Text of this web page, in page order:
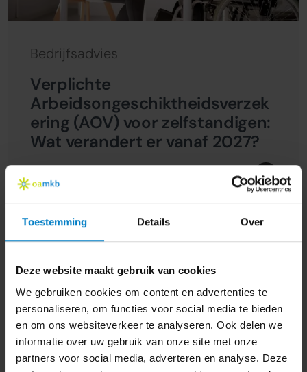
Toestemming Details Over
Deze website maakt gebruik van cookies
We gebruiken cookies om content en advertenties te
personaliseren, om functies voor social media te bieden
en om ons websiteverkeer te analyseren. Ook delen we
informatie over uw gebruik van onze site met onze
partners voor social media, adverteren en analyse. Deze
Bedrijfsadvies
Verplichte
Arbeidsongeschiktheidsverzek
ering (AOV) voor zelfstandigen:
Wat verandert er vanaf 2027?
21 oktober 2024